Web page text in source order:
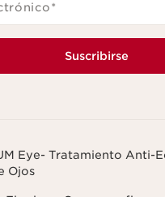
*
Suscribirse
Eye- Tratamiento Anti-
Ojos